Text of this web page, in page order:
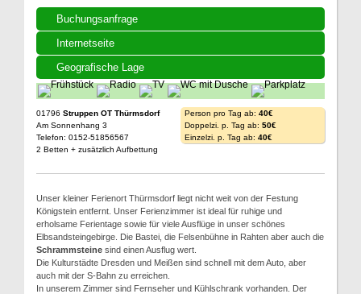
Buchungsanfrage
Internetseite
Geografische Lage
01796 Struppen OT Thürmsdorf
Am Sonnenhang 3
Telefon: 0152-51856567
2 Betten + zusätzlich Aufbettung
Person pro Tag ab: 40€
Doppelzi. p. Tag ab: 50€
Einzelzi. p. Tag ab: 40€
Unser kleiner Ferienort Thürmsdorf liegt nicht weit von der Festung
Königstein entfernt. Unser Ferienzimmer ist ideal für ruhige und
erholsame Ferientage sowie für viele Ausflüge in unser schönes
Elbsandsteingebirge. Die Bastei, die Felsenbühne in Rahten aber auch die
Schrammsteine sind einen Ausflug wert.
Die Kulturstädte Dresden und Meißen sind schnell mit dem Auto, aber
auch mit der S-Bahn zu erreichen.
In unserem Zimmer sind Fernseher und Kühlschrank vorhanden. Der